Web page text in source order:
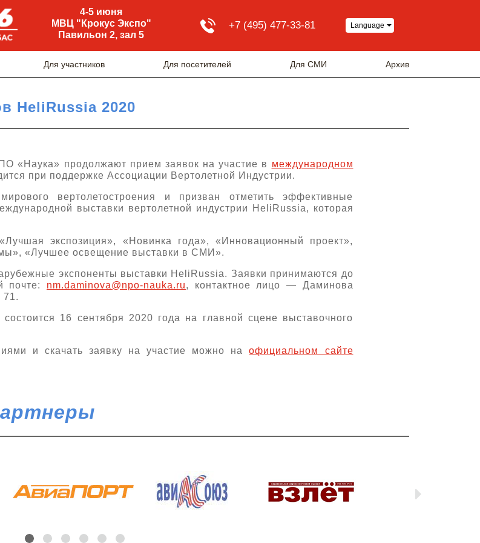
4-5 июня
МВЦ "Крокус Экспо"
Павильон 2, зал 5
+7 (495) 477-33-81 Language
Для участников Для посетителей Для СМИ Архив
HeliRussia 2020
«Наука» продолжают прием заявок на участие в международном
при поддержке Ассоциации Вертолетной Индустрии.
вертолетостроения и призван отметить эффективные
выставки вертолетной индустрии HeliRussia, которая
экспозиция», «Новинка года», «Инновационный проект»,
«Лучшее освещение выставки в СМИ».
экспоненты выставки HeliRussia. Заявки принимаются до
почте: nm.daminova@npo-nauka.ru, контактное лицо — Даминова
71.
16 сентября 2020 года на главной сцене выставочного
и скачать заявку на участие можно наофициальном сайте